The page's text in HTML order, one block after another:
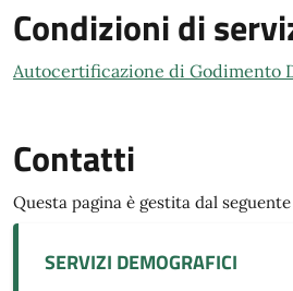
Condizioni di
Autocertificazione di Godimento
Contatti
Questa pagina è gestita dal
SERVIZI DEMOGRAFICI